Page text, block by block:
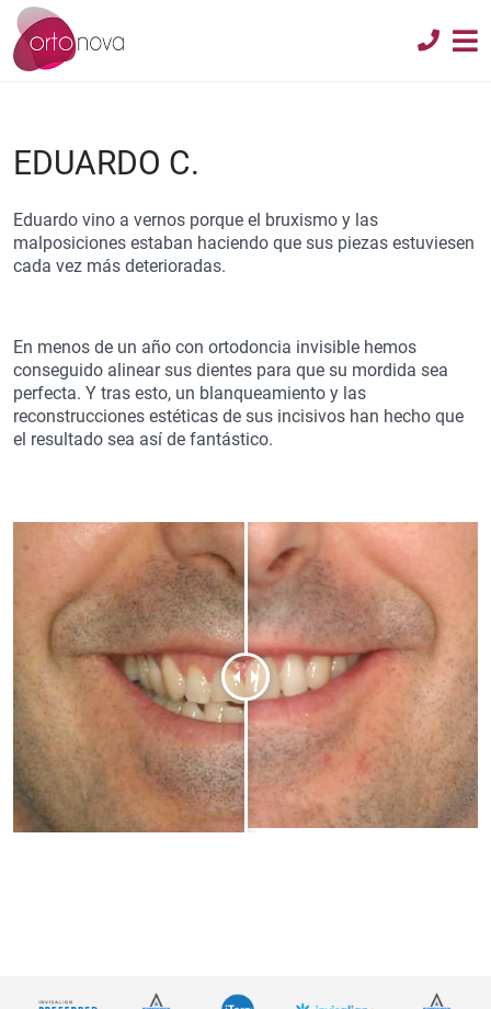
EDUARDO C.
Eduardo vino a vernos porque el bruxismo y las
malposiciones estaban haciendo que sus piezas estuviesen
cada vez más deterioradas.
En menos de un año con ortodoncia invisible hemos
conseguido alinear sus dientes para que su mordida sea
perfecta. Y tras esto, un blanqueamiento y las
reconstrucciones estéticas de sus incisivos han hecho que
el resultado sea así de fantástico.